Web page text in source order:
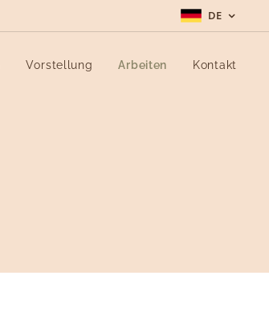
DE
Vorstellung Arbeiten Kontakt